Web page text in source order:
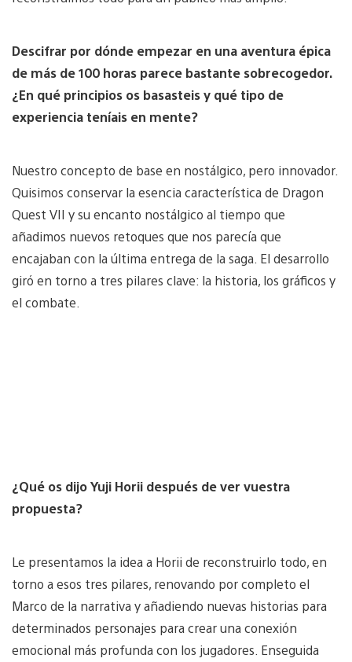
Descifrar por dónde empezar en una aventura épica
de más de 100 horas parece bastante sobrecogedor.
¿En qué principios os basasteis y qué tipo de
experiencia teníais en mente?
Nuestro concepto de base en nostálgico, pero innovador.
Quisimos conservar la esencia característica de Dragon
Quest VII y su encanto nostálgico al tiempo que
añadimos nuevos retoques que nos parecía que
encajaban con la última entrega de la saga. El desarrollo
giró en torno a tres pilares clave: la historia, los gráficos y
el combate.
¿Qué os dijo Yuji Horii después de ver vuestra
propuesta?
Le presentamos la idea a Horii de reconstruirlo todo, en
torno a esos tres pilares, renovando por completo el
Marco de la narrativa y añadiendo nuevas historias para
determinados personajes para crear una conexión
emocional más profunda con los jugadores. Enseguida